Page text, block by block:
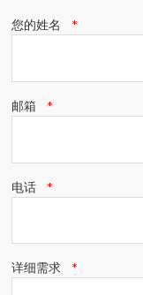
您的姓名
邮箱
电话
详细需求